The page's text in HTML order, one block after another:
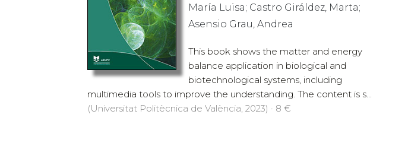
María Luisa; Castro Giráldez, Marta;
Asensio Grau, Andrea
This book shows the matter and energy
balance application in biological and
biotechnological systems, including
multimedia tools to improve the understanding. The content is s...
(Universitat Politècnica de València, 2023) · 8 €